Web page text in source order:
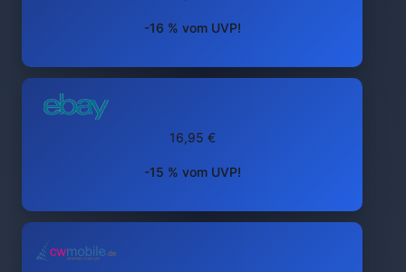
-16 % vom UVP!
16,95 €
-15 % vom UVP!